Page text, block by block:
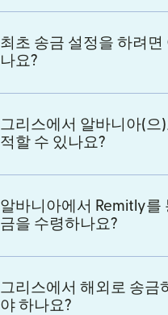
최초 송금 설정을 하려면
나요?
그리스에서 알바니아(으
적할 수 있나요?
알바니아에서 Remitly를
금을 수령하나요?
그리스에서 해외로 송금
야 하나요?